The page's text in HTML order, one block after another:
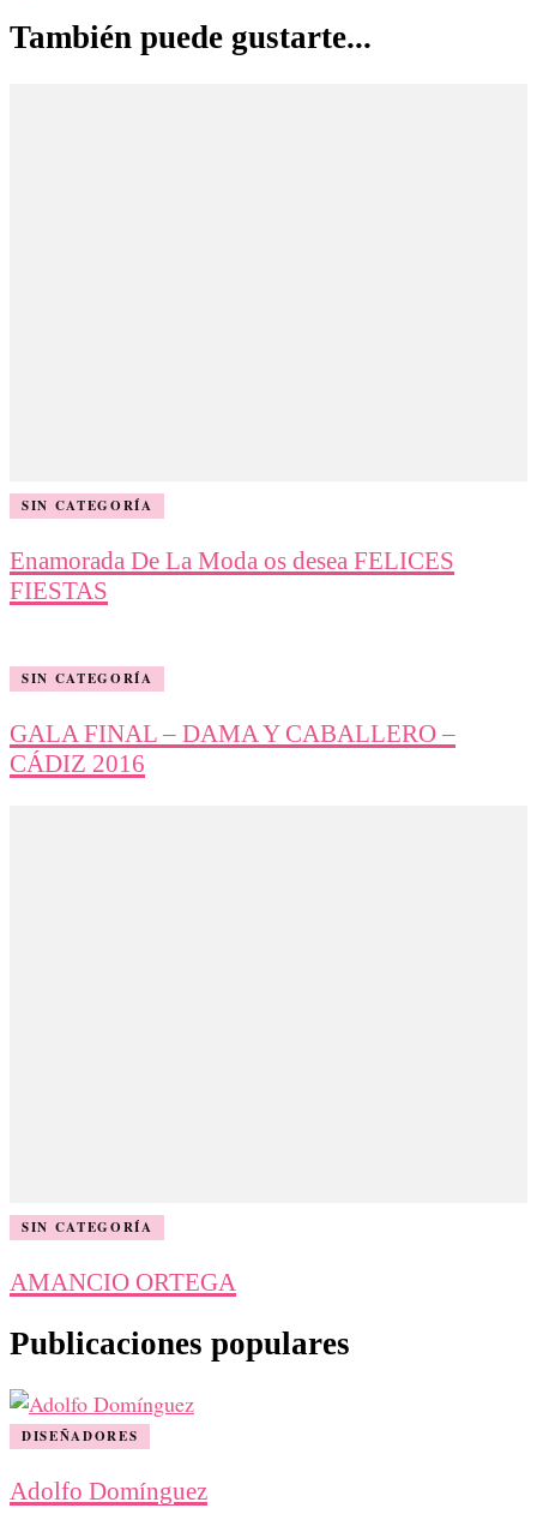
entradas
También puede gustarte...
SIN CATEGORÍA
Enamorada De La Moda os desea FELICES
FIESTAS
SIN CATEGORÍA
GALA FINAL – DAMA Y CABALLERO –
CÁDIZ 2016
SIN CATEGORÍA
AMANCIO ORTEGA
Publicaciones populares
DISEÑADORES
Adolfo Domínguez